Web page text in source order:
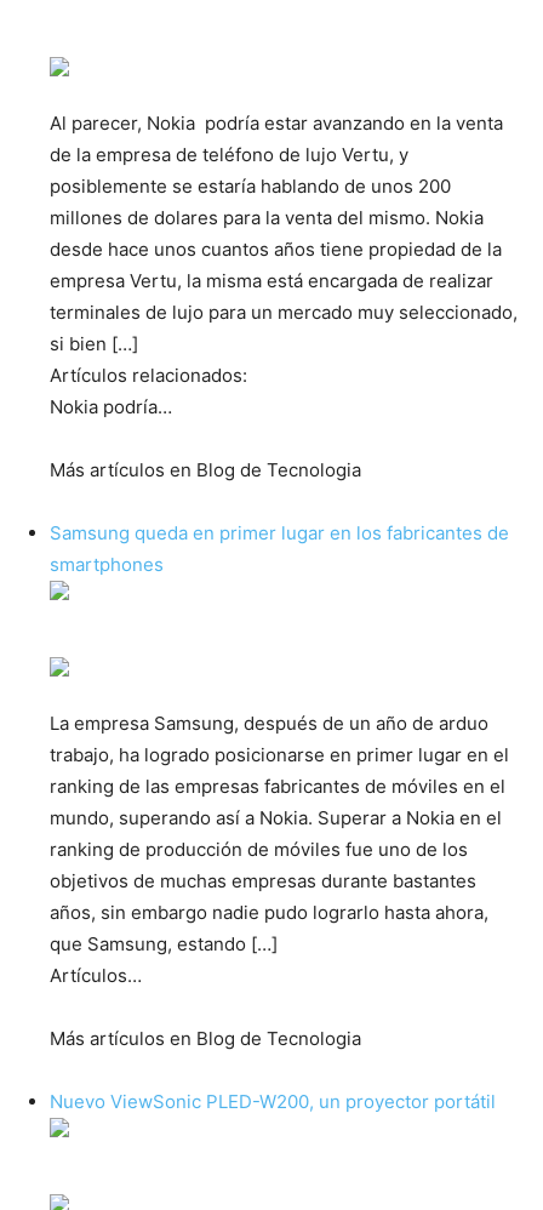
Al parecer, Nokia podría estar avanzando en la venta
de la empresa de teléfono de lujo Vertu, y
posiblemente se estaría hablando de unos 200
millones de dolares para la venta del mismo. Nokia
desde hace unos cuantos años tiene propiedad de la
empresa Vertu, la misma está encargada de realizar
terminales de lujo para un mercado muy seleccionado,
si bien […]
Artículos relacionados:
Nokia podría…
Más artículos en Blog de Tecnologia
Samsung queda en primer lugar en los fabricantes de
smartphones
La empresa Samsung, después de un año de arduo
trabajo, ha logrado posicionarse en primer lugar en el
ranking de las empresas fabricantes de móviles en el
mundo, superando así a Nokia. Superar a Nokia en el
ranking de producción de móviles fue uno de los
objetivos de muchas empresas durante bastantes
años, sin embargo nadie pudo lograrlo hasta ahora,
que Samsung, estando […]
Artículos…
Más artículos en Blog de Tecnologia
Nuevo ViewSonic PLED-W200, un proyector portátil